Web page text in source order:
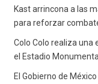
Kast arrincona a las
para reforzar
Colo Colo realiza una
el Estadio
El Gobierno de